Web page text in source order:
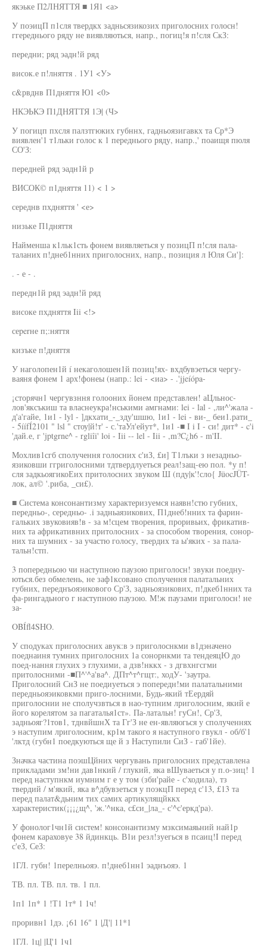
якэьке П2ЛНЯТТЯ ■ 1Я1 <а>
У поэицП п1сля твердкх задньсязикозих приголосних голосн!
ггереднього ряду не виявляються, напр., погиц!я п!сля СкЗ:
передни; ряд эадн!й ряд
висок.е п!лняття . 1У1 <У>
с&рвднв П1дняття Ю1 <0>
НКЭЬКЭ П1ДНЯТТЯ 1Э| (Ч>
У погицп пхсля палзтгюких губннх, гадньоязигавкх та Ср*Э
виявлен'1 т1льки голос к 1 переднього ряду, напр.,' поаищя пюля
СО'З:
передней ряд эадн1й р
ВИСОК© п1дняття 11) < 1 >
середнв пхдняття ' <е>
низьке П1дняття
Найменша к1льк1сть фонем виявляеться у позицП п!сля пала-
таланих п!днеб1нних приголосних, напр., позиция л Юля Си']:
. - е - .
передн1й ряд эадн!й ряд
високе пхдняття Iii <!>
сеperне п;:няття
кизъке п!дняття
У наголопен1й í некаголошен1й позиц!ях- вхдбувэеться чергу-
ваяня фонем 1 арх!фонеы (напр.: lei - <иа> - .'jjeíópa-
¡сторячн1 чергувзння голооних йонем представлен! аЦльнос-
лов'яксъкиш та власнеукра!нськими амгнами: lei - lal - ,ли^'жала -
д'а'гайе, 1и1 - lyl - ]дкхати_-_зду'шшю, 1и1 - lei - ви-_ беи1.рати_
- 5íífÍ2101 " lsl " стоу|й!т' - с.'таУл'ейут*, 1и1 -■ I i I - си! дит* - c'i
'дай.е, г 'jptgrne^ - rgliîi' loi - Iii -- lel - Iii - ,m?C¿h6 - m'II.
Мохлив1сгб сполучення голосних с'иЗ, £и] Т1лъки з незадньо-
язиковши ггриголосними тдтвердлуеться реал!защ-ею пол. *у п!
сля задкьоягикоЕих притолосних звуком Ш (пду|к'!сло{ JüocJÜT-
лок, ал© '.риба, _си£).
■ Система консонантизму характеризуемся наявн!стю губних,
передньо-, середньо- .i задньаязикових, П1днеб!нних та фарин-
гальких звуковияв!в - за м!сцем творения, проривьих, фрикатив-
них та африкативних притолосних - за способом творения, сонор-
них та шумних - за участю голосу, твердих та ы'яких - за пала-
тальн!стп.
3 попередньою чи наступною паузою приголосн! звуки поедну-
ються.без обмелень, не заф1ксовано сполучення палатальних
губних, переднъояэикового Ср'З, задньоязикових, п!дкеб1нних та
фа-рингадьного г наступною паузою. М!ж паузами приголосн! не
за-
OBÍfl4SHO.
У сподуках приголосних авук:в э приголоснкми в1дэначено
поеднаиня тумних приголосних 1а сонорнкми та тендеяцЮ до
поед-нання глухих э глухими, а дзв!нккх - з дгвхнгсгми
притолосними -■П^'^а'ва^. ДПт^т^гщт:, ходУ- 'заутра.
Приголосний СнЗ не поедиуеться э попередн!ми палатальними
передньояэиковкми приго-лосними, Будь-який тЕердяй
приголоснии не сполучзвться в нао-тупним лриголосним, який е
його корелятом за пагаталья1ст». Па-латальн! гуСн!, Ср'З,
задньояг?1тов1, тднвйшнХ та Гг'З не ен-являюгься у сполученнях
э наступим лриголосним, кр1м такого я наступного гвукл - об/б'1
'лктд (губн1 поедкуються ще й з Наступили СиЗ - габ'1йе).
Значка частина поэшЦйних чергувань приголосних представлена
прикладами зм!ни дав1нкий / глукий, яка вШуваеться у п.о-зиц! 1
перед наступнкм иумним г е у том (зби'райе - с'ходила), тз
твердий / м'який, яка в^дбувзеться у поэкцП перед с'13, £13 та
перед палат&дьним тих самих артикулящйккх
характеристик(¡¡¡¿щ^, 'ж.'^нка, с£си_|ла_- с'^с'еркд'ра).
У фонолог1чн1й систем! консонантизму мзксимаяьний най1р
фонем караховуе 38 йдинкць. В1и резл!зуегься в псаиц!I перед
с'еЗ, СеЗ:
1ГЛ. губн! 1перелньояэ. п!днеб1нн1 эаднъояэ. 1
ТВ. пл. ТВ. пл. тв. 1 пл.
1п1 1п* 1 !Т1 1т* 1 1ч!
проривн1 1дэ. ¡61 16" 1 |Д'| 11*1
1ГЛ. 1ц| |Ц'1 1ч1